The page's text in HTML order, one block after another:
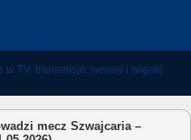
mecz Szwajcaria –